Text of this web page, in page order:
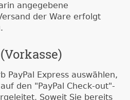
angegebene
der Ware erfolgt
PayPal Express auswählen,
den "PayPal Check-out"-
Soweit Sie bereits